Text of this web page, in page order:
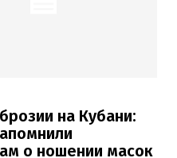
на Кубани:
о ношении масок